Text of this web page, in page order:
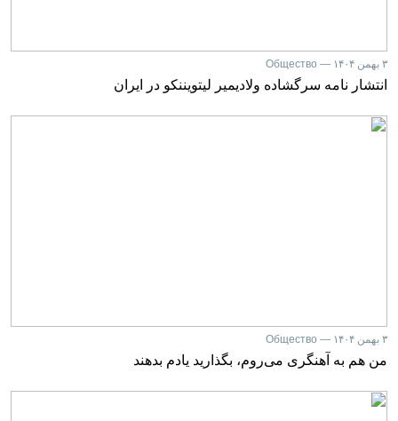
۳ بهمن ۱۴۰۴ — Общество
انتشار نامه سرگشاده ولادیمیر لیتویننکو در ایران
۳ بهمن ۱۴۰۴ — Общество
من هم به آهنگری می‌روم، بگذارید یادم بدهند